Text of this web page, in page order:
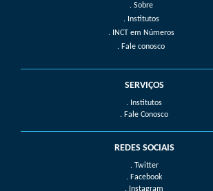
Sobre
Institutos
INCT em Números
Fale conosco
SERVIÇOS
. Institutos
. Fale Conosco
REDES SOCIAIS
. Twitter
. Facebook
. Instagram